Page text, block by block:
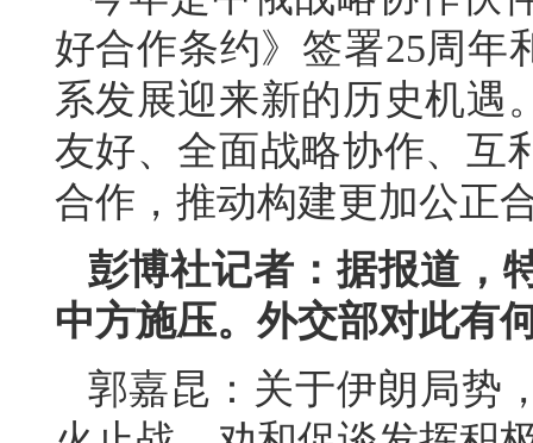
好合作条约》签署25周年
系发展迎来新的历史机遇
友好、全面战略协作、互
合作，推动构建更加公正
彭博社记者：据报道，
中方施压。外交部对此有
郭嘉昆：关于伊朗局势